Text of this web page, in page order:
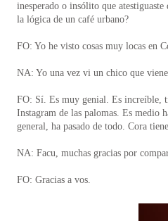
inesperado o insólito que
la lógica de un café urbano?
FO: Yo he visto cosas muy locas en
NA: Yo una vez vi un chico que viene
FO: Sí. Es muy genial. Es increíble,
Instagram de las palomas. Es medio
general, ha pasado de todo. Cora
NA: Facu, muchas gracias por
FO: Gracias a vos.